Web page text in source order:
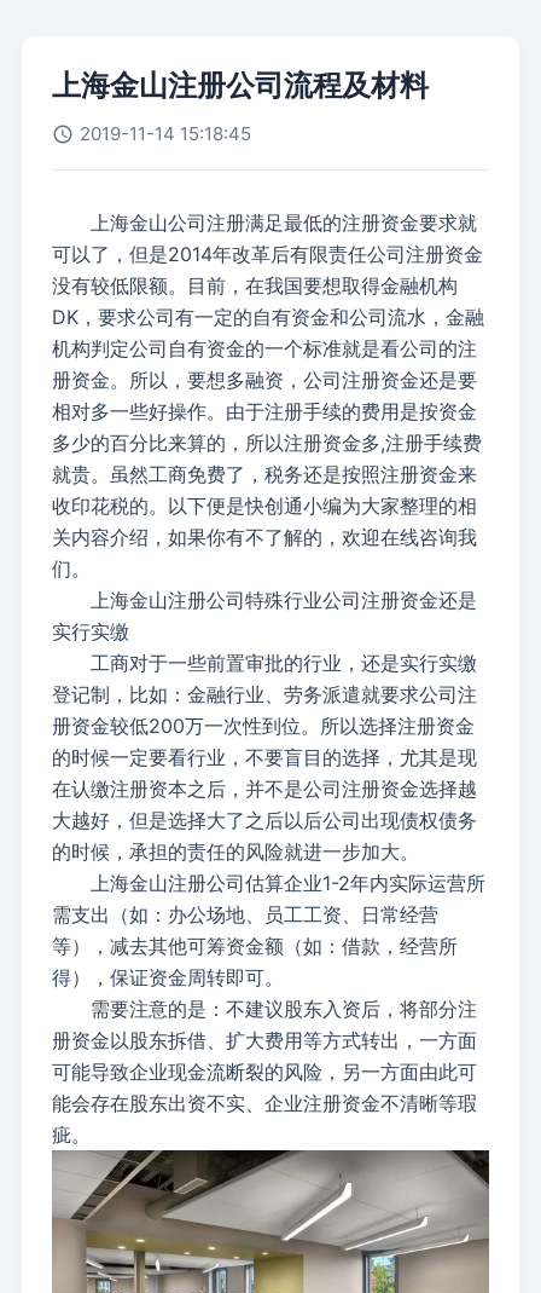
上海金山注册公司流程及材料
2019-11-14 15:18:45
上海金山公司注册满足最低的注册资金要求就
可以了，但是2014年改革后有限责任公司注册资金
没有较低限额。目前，在我国要想取得金融机构
DK，要求公司有一定的自有资金和公司流水，金融
机构判定公司自有资金的一个标准就是看公司的注
册资金。所以，要想多融资，公司注册资金还是要
相对多一些好操作。由于注册手续的费用是按资金
多少的百分比来算的，所以注册资金多,注册手续费
就贵。虽然工商免费了，税务还是按照注册资金来
收印花税的。以下便是快创通小编为大家整理的相
关内容介绍，如果你有不了解的，欢迎在线咨询我
们。
上海金山注册公司特殊行业公司注册资金还是
实行实缴
工商对于一些前置审批的行业，还是实行实缴
登记制，比如：金融行业、劳务派遣就要求公司注
册资金较低200万一次性到位。所以选择注册资金
的时候一定要看行业，不要盲目的选择，尤其是现
在认缴注册资本之后，并不是公司注册资金选择越
大越好，但是选择大了之后以后公司出现债权债务
的时候，承担的责任的风险就进一步加大。
上海金山注册公司估算企业1-2年内实际运营所
需支出（如：办公场地、员工工资、日常经营
等），减去其他可筹资金额（如：借款，经营所
得），保证资金周转即可。
需要注意的是：不建议股东入资后，将部分注
册资金以股东拆借、扩大费用等方式转出，一方面
可能导致企业现金流断裂的风险，另一方面由此可
能会存在股东出资不实、企业注册资金不清晰等瑕
疵。